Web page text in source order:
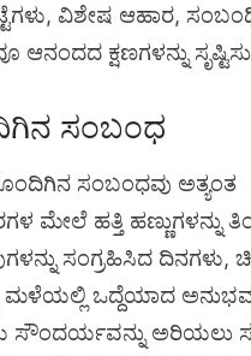
ವಿಶೇಷ ಆಹಾರ,
ಆನಂದದ ಕ್ಷಣಗಳನ್ನು
ಸಂಬಂಧ
ಸಂಬಂಧವು ಅತ್ಯಂತ
ಮೇಲೆ ಹತ್ತಿ ಹಣ್ಣುಗಳನ್ನು
ಸಂಗ್ರಹಿಸಿದ ದಿನಗಳು,
ಮಳೆಯಲ್ಲಿ ಒದ್ದೆಯಾದ
ಸೌಂದರ್ಯವನ್ನು ಅರಿಯಲು